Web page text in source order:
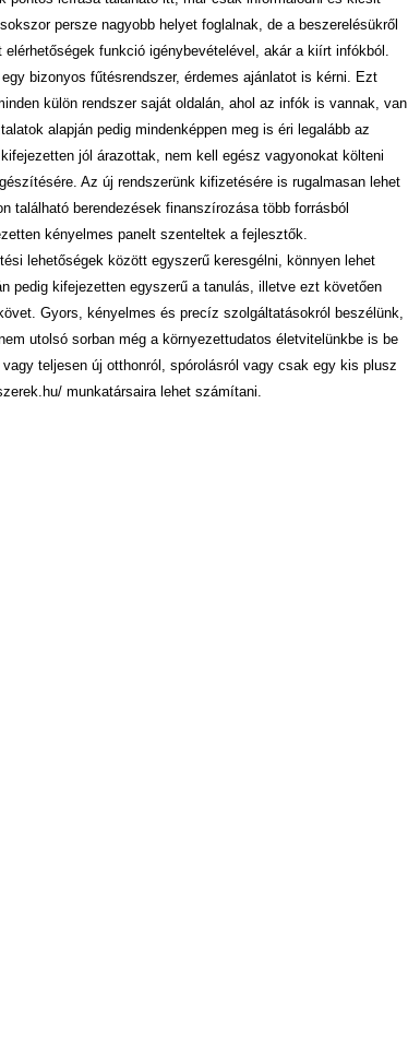
persze nagyobb helyet foglalnak, de a beszerelésükről
funkció igénybevételével, akár a kiírt infókból.
bizonyos fűtésrendszer, érdemes ajánlatot is kérni. Ezt
külön rendszer saját oldalán, ahol az infók is vannak, van
alapján pedig mindenképpen meg is éri legalább az
jól árazottak, nem kell egész vagyonokat költeni
Az új rendszerünk kifizetésére is rugalmasan lehet
található berendezések finanszírozása több forrásból
kényelmes panelt szenteltek a fejlesztők.
lehetőségek között egyszerű keresgélni, könnyen lehet
pedig kifejezetten egyszerű a tanulás, illetve ezt követően
Gyors, kényelmes és precíz szolgáltatásokról beszélünk,
utolsó sorban még a környezettudatos életvitelünkbe is be
teljesen új otthonról, spórolásról vagy csak egy kis plusz
munkatársaira lehet számítani.